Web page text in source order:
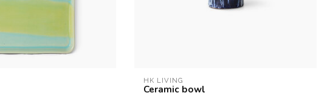
HK LIVING
Ceramic bowl